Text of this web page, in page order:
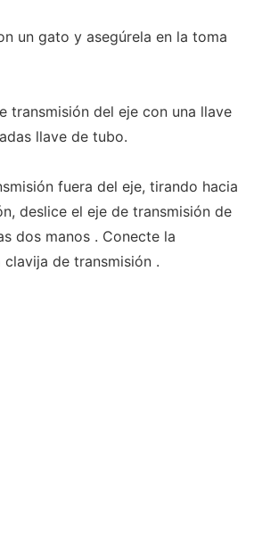
un gato y asegúrela en la toma
transmisión del eje con una llave
llave de tubo.
fuera del eje, tirando hacia
deslice el eje de transmisión de
dos manos . Conecte la
de transmisión .